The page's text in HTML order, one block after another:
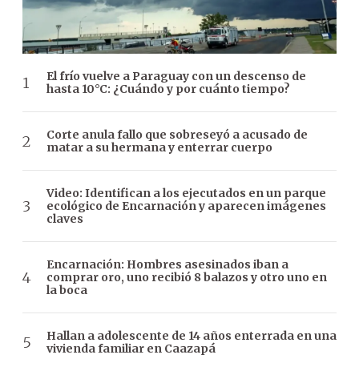
El frío vuelve a Paraguay con un descenso de
hasta 10°C: ¿Cuándo y por cuánto tiempo?
Corte anula fallo que sobreseyó a acusado de
matar a su hermana y enterrar cuerpo
Video: Identifican a los ejecutados en un parque
ecológico de Encarnación y aparecen imágenes
claves
Encarnación: Hombres asesinados iban a
comprar oro, uno recibió 8 balazos y otro uno en
la boca
Hallan a adolescente de 14 años enterrada en una
vivienda familiar en Caazapá